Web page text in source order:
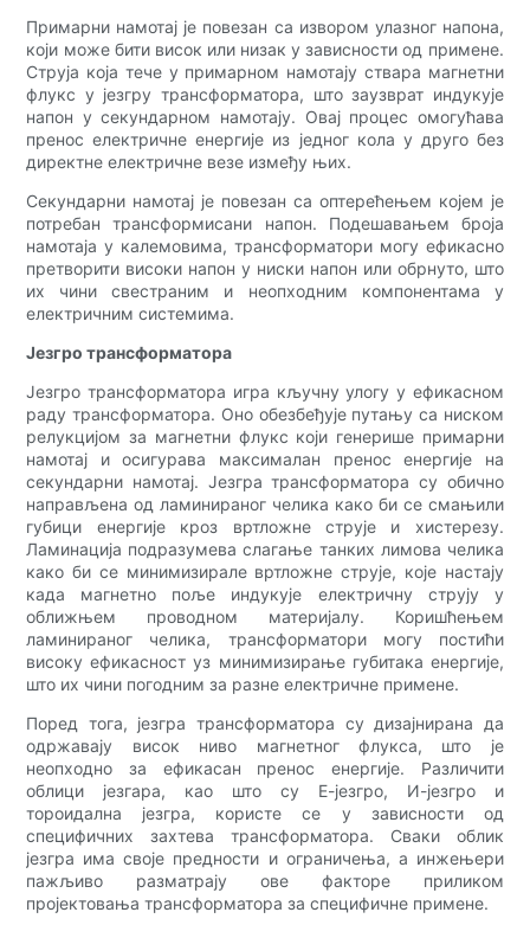
Примарни намотај је повезан са извором улазног напона,
који може бити висок или низак у зависности од примене.
Струја која тече у примарном намотају ствара магнетни
флукс у језгру трансформатора, што заузврат индукује
напон у секундарном намотају. Овај процес омогућава
пренос електричне енергије из једног кола у друго без
директне електричне везе између њих.
Секундарни намотај је повезан са оптерећењем којем је
потребан трансформисани напон. Подешавањем броја
намотаја у калемовима, трансформатори могу ефикасно
претворити високи напон у ниски напон или обрнуто, што
их чини свестраним и неопходним компонентама у
електричним системима.
Језгро трансформатора
Језгро трансформатора игра кључну улогу у ефикасном
раду трансформатора. Оно обезбеђује путању са ниском
релукцијом за магнетни флукс који генерише примарни
намотај и осигурава максималан пренос енергије на
секундарни намотај. Језгра трансформатора су обично
направљена од ламинираног челика како би се смањили
губици енергије кроз вртложне струје и хистерезу.
Ламинација подразумева слагање танких лимова челика
како би се минимизирале вртложне струје, које настају
када магнетно поље индукује електричну струју у
оближњем проводном материјалу. Коришћењем
ламинираног челика, трансформатори могу постићи
високу ефикасност уз минимизирање губитака енергије,
што их чини погодним за разне електричне примене.
Поред тога, језгра трансформатора су дизајнирана да
одржавају висок ниво магнетног флукса, што је
неопходно за ефикасан пренос енергије. Различити
облици језгара, као што су Е-језгро, И-језгро и
тороидална језгра, користе се у зависности од
специфичних захтева трансформатора. Сваки облик
језгра има своје предности и ограничења, а инжењери
пажљиво разматрају ове факторе приликом
пројектовања трансформатора за специфичне примене.